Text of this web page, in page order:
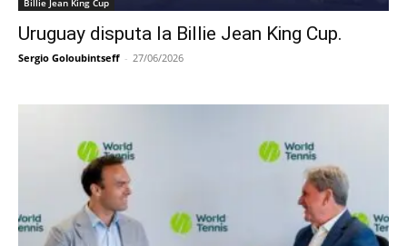
Billie Jean King Cup
Uruguay disputa la Billie Jean King Cup.
Sergio Goloubintseff - 27/06/2026